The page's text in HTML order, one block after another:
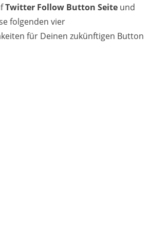
Twitter Follow Button Seiteund
folgenden vier
für Deinen zukünftigen Button